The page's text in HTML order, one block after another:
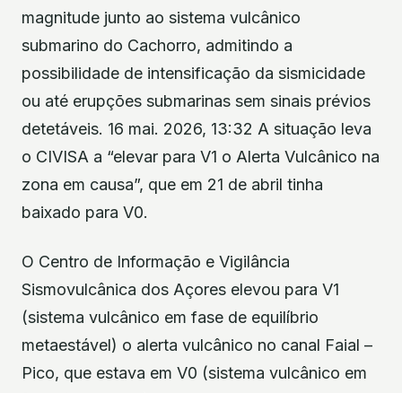
magnitude junto ao sistema vulcânico
submarino do Cachorro, admitindo a
possibilidade de intensificação da sismicidade
ou até erupções submarinas sem sinais prévios
detetáveis. 16 mai. 2026, 13:32 A situação leva
o CIVISA a “elevar para V1 o Alerta Vulcânico na
zona em causa”, que em 21 de abril tinha
baixado para V0.
O Centro de Informação e Vigilância
Sismovulcânica dos Açores elevou para V1
(sistema vulcânico em fase de equilíbrio
metaestável) o alerta vulcânico no canal Faial –
Pico, que estava em V0 (sistema vulcânico em